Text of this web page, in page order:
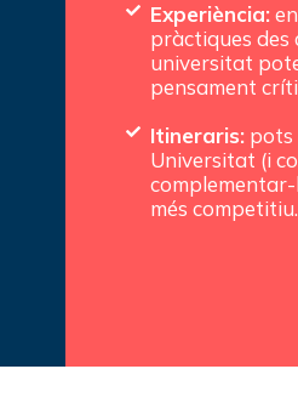
Experiència:
pràctiques des
universitat
pensament
Itineraris: pots
Universitat (i
més competitiu.